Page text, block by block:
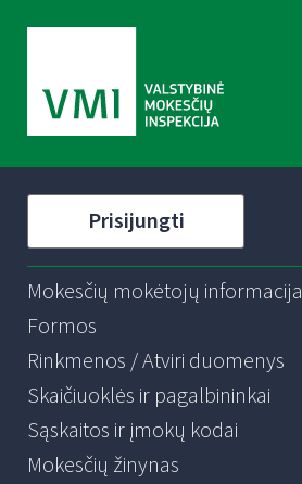
Prisijungti
Mokesčių mokėtojų informacija
Formos
Rinkmenos / Atviri duomenys
Skaičiuoklės ir pagalbininkai
Sąskaitos ir įmokų kodai
Mokesčių žinynas